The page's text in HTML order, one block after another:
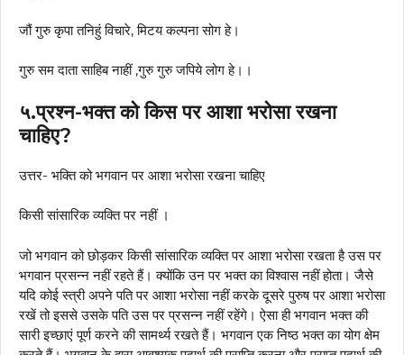
जौं गुरु कृपा तनिहुं विचारे, मिटय कल्पना सोग हे।
गुरु सम दाता साहिब नाहीं ,गुरु गुरु जपिये लोग हे।।
५.प्रश्न-भक्त को किस पर आशा भरोसा रखना
चाहिए?
उत्तर- भक्ति को भगवान पर आशा भरोसा रखना चाहिए
किसी सांसारिक व्यक्ति पर नहीं ।
जो भगवान को छोड़कर किसी सांसारिक व्यक्ति पर आशा भरोसा रखता है उस पर
भगवान प्रसन्न नहीं रहते हैं। क्योंकि उन पर भक्त का विश्वास नहीं होता। जैसे
यदि कोई स्त्री अपने पति पर आशा भरोसा नहीं करके दूसरे पुरुष पर आशा भरोसा
रखें तो इससे उसके पति उस पर प्रसन्न नहीं रहेंगे। ऐसा ही भगवान भक्त की
सारी इच्छाएं पूर्ण करने की सामर्थ्य रखते हैं। भगवान एक निष्ठ भक्त का योग क्षेम